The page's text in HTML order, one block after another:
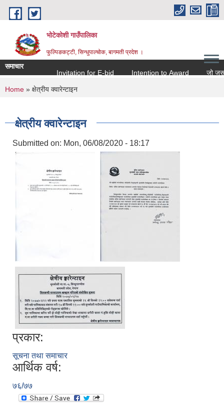
Skip to main content
भोटेकोशी गाउँपालिका
फुल्पिङकट्टी, सिन्धुपाल्चोक, बागमती प्रदेश ।
समाचार
Invitation for E-bid
Intention to Award जो जस संग
You are here
Home » क्षेत्रीय क्वारेन्टाइन
क्षेत्रीय क्वारेन्टाइन
Submitted on: Mon, 06/08/2020 - 18:17
प्रकार:
सूचना तथा समाचार
आर्थिक वर्ष:
७६/७७